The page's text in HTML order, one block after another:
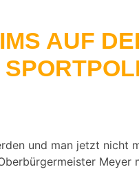
AUF
und man jetzt nicht
Meyer